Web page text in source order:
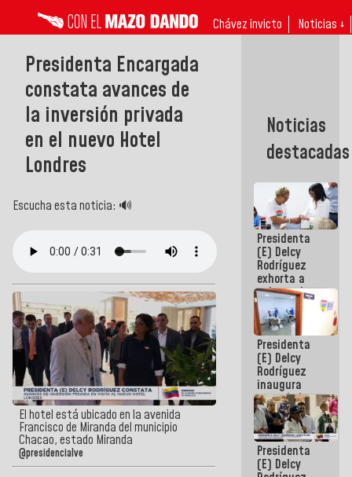
Chávez invicto Noticias ↓
Presidenta Encargada
constata avances de
la inversión privada
en el nuevo Hotel
Londres
Escucha esta noticia: 🔊
El hotel está ubicado en la avenida
Francisco de Miranda del municipio
Chacao, estado Miranda
@presidencialve
Noticias
destacadas
Presidenta
(E) Delcy
Rodríguez
exhorta a
gobernadores
y alcaldes a
edificar
casas para
abuelos
Presidenta
(E) Delcy
Rodríguez
inaugura
casa de los
Abuelos
Primavera
en Caracas
Presidenta
(E) Delcy